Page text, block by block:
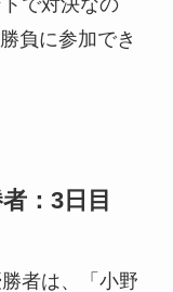
で対決なの
負に参加でき
：3日目
者は、「小野